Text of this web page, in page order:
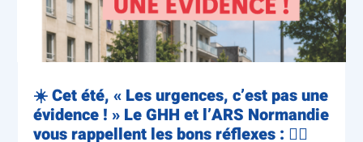
☀️ Cet été, « Les urgences, c’est pas une
évidence ! » Le GHH et l’ARS Normandie
vous rappellent les bons réflexes : 👨‍⚕️